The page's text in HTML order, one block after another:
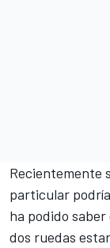
Recientemente
particular
ha podido
dos ruedas